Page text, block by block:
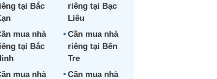
tại Bắc
riêng tại Bạc
Liêu
mua nhà
tại Bắc
Cần mua nhà
riêng tại Bến
Tre
mua nhà
Cần mua nhà